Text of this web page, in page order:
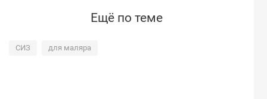
Ещё по теме
СИЗ для маляра